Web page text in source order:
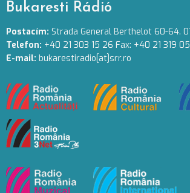
Bukaresti Rádió
Postacím: Strada General Berthelot 60-64.
Telefon: +40 21 303 15 26 Fax: +40 21 319
E-mail: bukarestiradio[at]srr.ro